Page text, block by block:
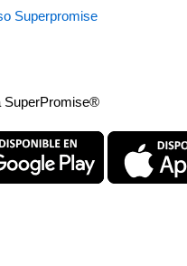
Superpromise
SuperPromise®